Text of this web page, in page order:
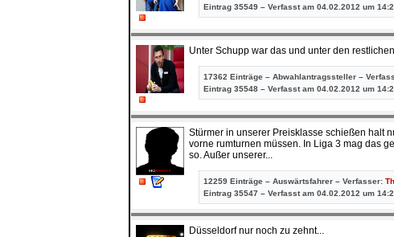
Eintrag 35549 – Verfasst am 04.02.2012 um
Unter Schupp war das und unter den
17362 Einträge – Abwahlantragssteller –
Eintrag 35548 – Verfasst am 04.02.2012 um
Stürmer in unserer Preisklasse schießen halt
vorne rumturnen müssen. In Liga 3 mag das
so. Außer unserer...
12259 Einträge – Auswärtsfahrer – Verfasser:
Eintrag 35547 – Verfasst am 04.02.2012 um
Düsseldorf nur noch zu zehnt...